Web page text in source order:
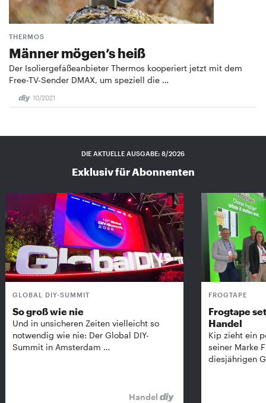
THERMOS
Männer mögen’s heiß
Der Isoliergefäßeanbieter Thermos kooperiert jetzt mit dem
Free-TV-Sender DMAX, um speziell die …
10/2021
DIE AKTUELLE AUSGABE: 8/2026
Exklusiv für Abonnenten
GLOBAL DIY-SUMMIT
So groß wie nie
Und in unsicheren Zeiten vielleicht so
notwendig wie nie: Der Global DIY-
Summit in Amsterdam …
Handel
FROGTAPE
Frogtape
Handel
Kip zieht ein
seiner Marke
diesjährigen